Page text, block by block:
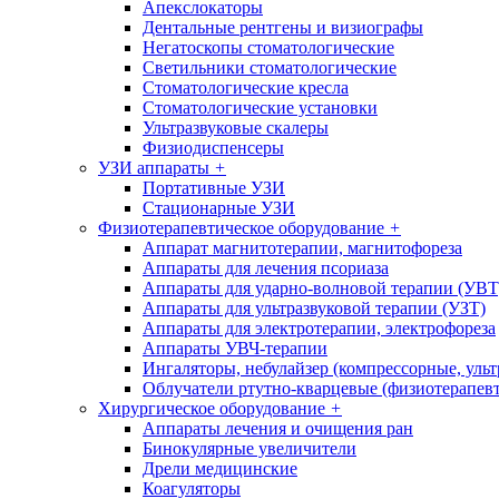
Апекслокаторы
Дентальные рентгены и визиографы
Негатоскопы стоматологические
Светильники стоматологические
Стоматологические кресла
Стоматологические установки
Ультразвуковые скалеры
Физиодиспенсеры
УЗИ аппараты +
Портативные УЗИ
Стационарные УЗИ
Физиотерапевтическое оборудование +
Аппарат магнитотерапии, магнитофореза
Аппараты для лечения псориаза
Аппараты для ударно-волновой терапии
Аппараты для ультразвуковой терапии (УЗТ)
Аппараты для электротерапии, электрофореза
Аппараты УВЧ-терапии
Ингаляторы, небулайзер (компрессорные,
Облучатели ртутно-кварцевые
Хирургическое оборудование +
Аппараты лечения и очищения ран
Бинокулярные увеличители
Дрели медицинские
Коагуляторы